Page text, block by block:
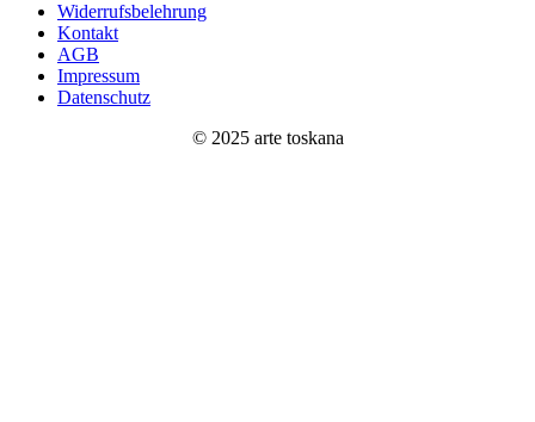
Widerrufsbelehrung
Kontakt
AGB
Impressum
Datenschutz
© 2025 arte toskana